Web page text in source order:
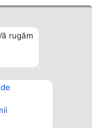
rugăm
Contact